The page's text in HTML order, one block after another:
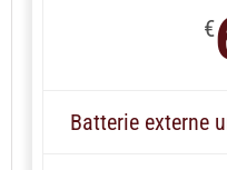
€
Batterie externe